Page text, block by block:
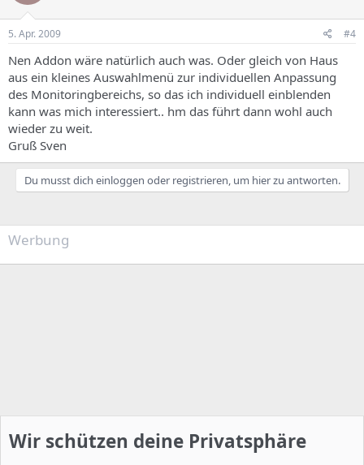
5. Apr. 2009 #4
Nen Addon wäre natürlich auch was. Oder gleich von Haus
aus ein kleines Auswahlmenü zur individuellen Anpassung
des Monitoringbereichs, so das ich individuell einblenden
kann was mich interessiert.. hm das führt dann wohl auch
wieder zu weit.
Gruß Sven
Du musst dich einloggen oder registrieren, um hier zu antworten.
Werbung
Wir schützen deine Privatsphäre